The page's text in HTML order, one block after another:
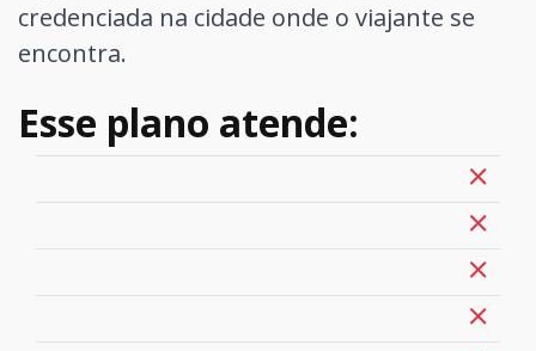
credenciada na cidade onde o viajante se
encontra.
Esse plano atende: